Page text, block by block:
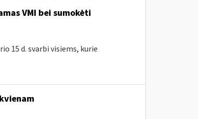
VMI bei sumokėti
15 d. svarbi visiems, kurie